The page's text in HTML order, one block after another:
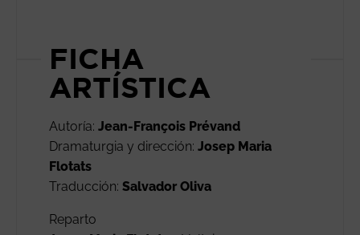
FICHA
ARTÍSTICA
Autoría: Jean-François Prévand
Dramaturgia y dirección: Josep Maria
Flotats
Traducción: Salvador Oliva
Reparto